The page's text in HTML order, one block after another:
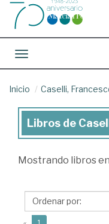
Toggle navigation
Inicio Caselli,
Libros
Caselli,
Libros de
Mostrando libros